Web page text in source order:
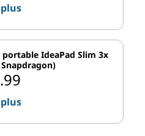
IdeaPad Slim 3x